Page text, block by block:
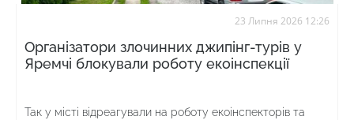
23 Липня 2026 12:26
Організатори злочинних джипінг-турів у
Яремчі блокували роботу екоінспекції
Так у місті відреагували на роботу екоінспекторів та